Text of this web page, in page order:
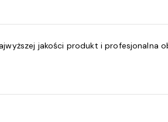
jakości produkt i profesjonalna